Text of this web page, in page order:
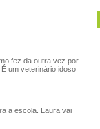
fez da outra vez por
um veterinário idoso
a escola. Laura vai